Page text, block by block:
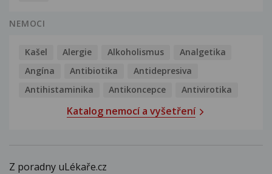
NEMOCI
Kašel Alergie Alkoholismus
Analgetika
Angína
Antibiotika
Antidepresiva
Antihistaminika
Antikoncepce Antivirotika
Katalog nemocí a vyšetření
Z poradny uLékaře.cz